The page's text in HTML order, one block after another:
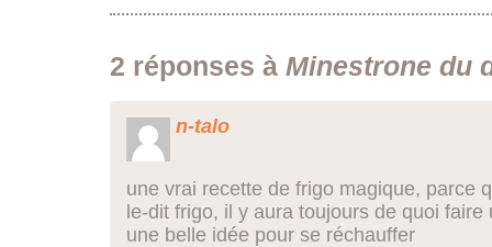
2 réponses à Minestrone du
n-talo
une vrai recette de frigo magique, parce
le-dit frigo, il y aura toujours de quoi
une belle idée pour se réchauffer